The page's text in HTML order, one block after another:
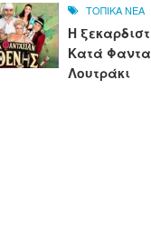
ΤΟΠΙΚΑ ΝΕΑ
Η
Κατά
Λουτράκι